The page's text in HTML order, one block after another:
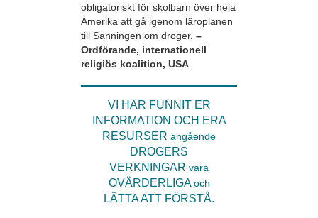
obligatoriskt för skolbarn över hela
Amerika att gå igenom läroplanen
till Sanningen om droger. –
Ordförande, internationell
religiös koalition, USA
VI HAR FUNNIT ER
INFORMATION OCH ERA
RESURSER angående
DROGERS
VERKNINGAR vara
OVÄRDERLIGAoch
LÄTTA ATT FÖRSTÅ.